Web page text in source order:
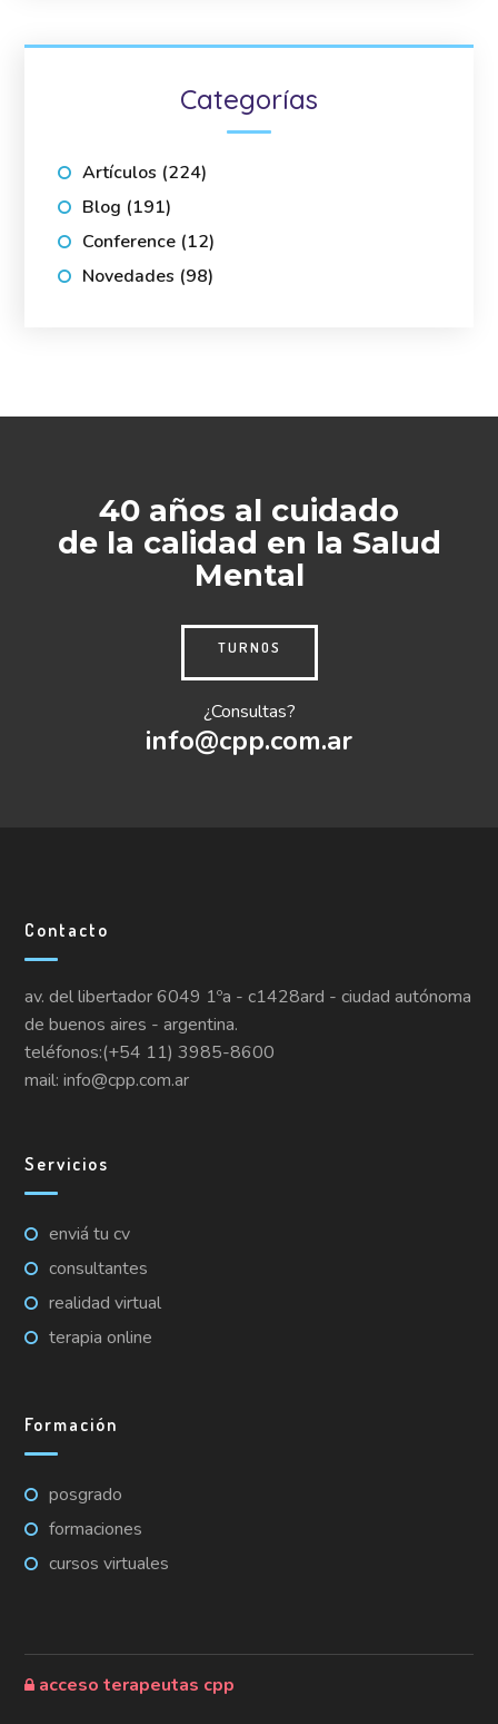
Categorías
Artículos (224)
Blog (191)
Conference (12)
Novedades (98)
40 años al cuidado
de la calidad en la Salud
Mental
TURNOS
¿Consultas?
info@cpp.com.ar
Contacto
av. del libertador 6049 1ºa - c1428ard - ciudad autónoma
de buenos aires - argentina.
teléfonos:(+54 11) 3985-8600
mail: info@cpp.com.ar
Servicios
enviá tu cv
consultantes
realidad virtual
terapia online
Formación
posgrado
formaciones
cursos virtuales
acceso terapeutas cpp